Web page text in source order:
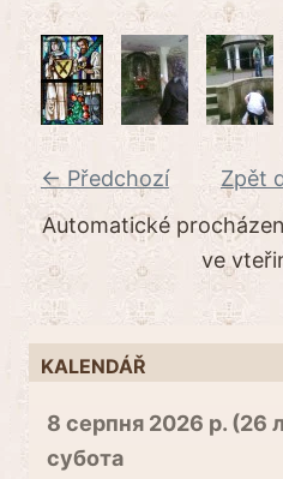
← Předchozí
Zpět
Automatické
ve
KALENDÁŘ
8 серпня 2026 р. (26
субота